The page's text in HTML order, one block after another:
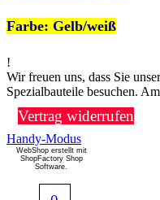
Farbe: Gelb/weiß
!
Wir freuen uns, dass Sie
Spezialbauteile besuchen.
Vertrag widerrufen
Handy-Modus
WebShop erstellt mit
ShopFactory Shop
Software.